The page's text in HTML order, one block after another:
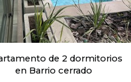
de 2 dormitorios
en Barrio cerrado